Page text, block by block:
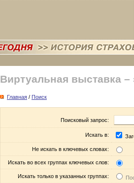
Виртуальная выставка –
Главная / Поиск
Поисковый запрос:
Искать в:
Не искать в ключевых словах:
Искать во всех группах ключевых слов:
Искать только в указанных группах: